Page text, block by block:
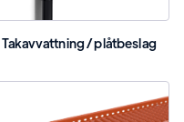
Takavvattning / plåtbeslag